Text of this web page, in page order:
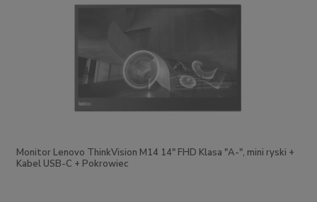
Monitor Lenovo ThinkVision M14 14" FHD Klasa "A-", mini ryski +
Kabel USB-C + Pokrowiec